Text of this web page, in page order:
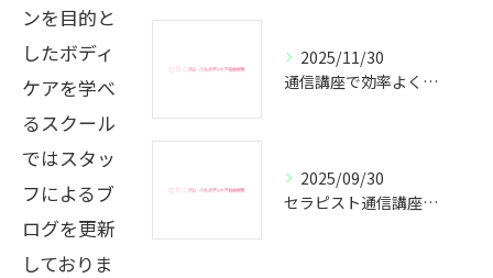
2025/11/30
通信講座で効率よくセラピスト資格取得
2025/09/30
セラピスト通信講座で副業成功の秘訣
ンを目的と
したボディ
ケアを学べ
るスクール
ではスタッ
フによるブ
ログを更新
しておりま